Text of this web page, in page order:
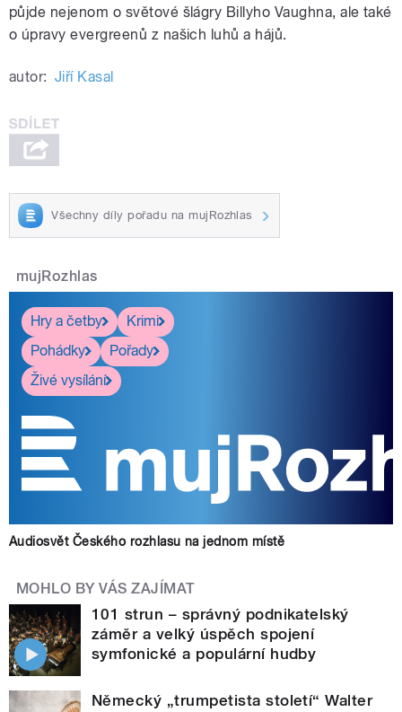
půjde nejenom o světové šlágry Billyho Vaughna, ale také
o úpravy evergreenů z našich luhů a hájů.
autor: Jiří Kasal
Všechny díly pořadu na mujRozhlas
mujRozhlas
Hry a četby
Krimi
Pohádky
Pořady
Živé vysílání
Audiosvět Českého rozhlasu na jednom místě
MOHLO BY VÁS ZAJÍMAT
101 strun – správný podnikatelský
záměr a velký úspěch spojení
symfonické a populární hudby
Německý „trumpetista století“ Walter